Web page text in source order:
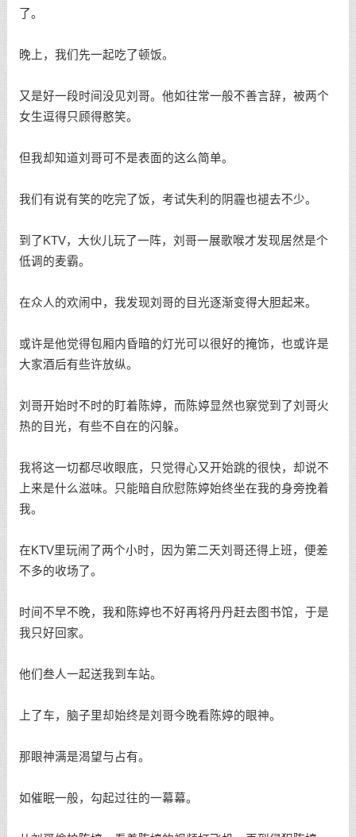
了。
晚上，我们先一起吃了顿饭。
又是好一段时间没见刘哥。他如往常一般不善言辞，被两个
女生逗得只顾得憨笑。
但我却知道刘哥可不是表面的这么简单。
我们有说有笑的吃完了饭，考试失利的阴霾也褪去不少。
到了KTV，大伙儿玩了一阵，刘哥一展歌喉才发现居然是个
低调的麦霸。
在众人的欢闹中，我发现刘哥的目光逐渐变得大胆起来。
或许是他觉得包厢内昏暗的灯光可以很好的掩饰，也或许是
大家酒后有些许放纵。
刘哥开始时不时的盯着陈婷，而陈婷显然也察觉到了刘哥火
热的目光，有些不自在的闪躲。
我将这一切都尽收眼底，只觉得心又开始跳的很快，却说不
上来是什么滋味。只能暗自欣慰陈婷始终坐在我的身旁挽着
我。
在KTV里玩闹了两个小时，因为第二天刘哥还得上班，便差
不多的收场了。
时间不早不晚，我和陈婷也不好再将丹丹赶去图书馆，于是
我只好回家。
他们叁人一起送我到车站。
上了车，脑子里却始终是刘哥今晚看陈婷的眼神。
那眼神满是渴望与占有。
如催眠一般，勾起过往的一幕幕。